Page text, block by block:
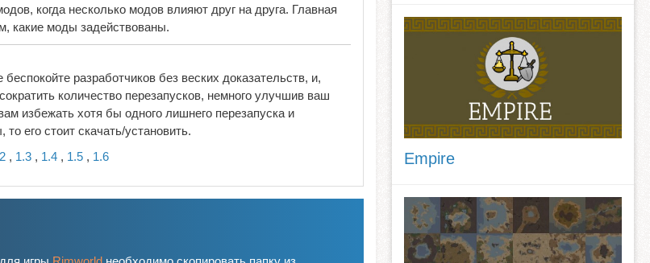
когда несколько модов влияют друг на друга. Главная
какие моды задействованы.
разработчиков без веских доказательств, и,
количество перезапусков, немного улучшив ваш
избежать хотя бы одного лишнего перезапуска и
его стоит скачать/установить.
, 1.3 , 1.4 , 1.5 , 1.6 Empire